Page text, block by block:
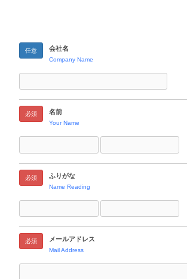
任意 会社名
Company Name
必須 名前
Your Name
必須 ふりがな
Name Reading
必須 メールアドレス
Mail Address